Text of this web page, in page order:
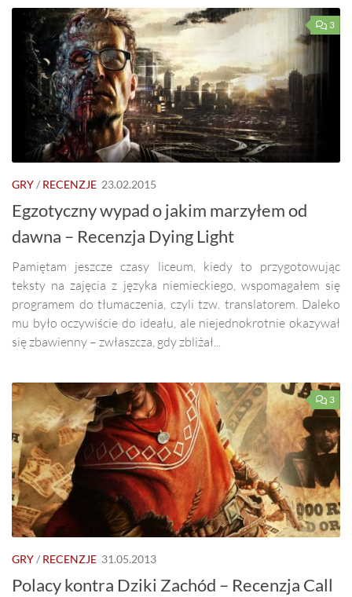
3
GRY/ RECENZJE 23.02.2015
Egzotyczny wypad o jakim marzyłem od
dawna – Recenzja Dying Light
Pamiętam jeszcze czasy liceum, kiedy to przygotowując
teksty na zajęcia z języka niemieckiego, wspomagałem się
programem do tłumaczenia, czyli tzw. translatorem. Daleko
mu było oczywiście do ideału, ale niejednokrotnie okazywał
się zbawienny – zwłaszcza, gdy zbliżał...
3
GRY/ RECENZJE 31.05.2013
Polacy kontra Dziki Zachód – Recenzja Call